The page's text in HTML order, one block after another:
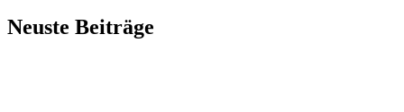
Neuste Beiträge